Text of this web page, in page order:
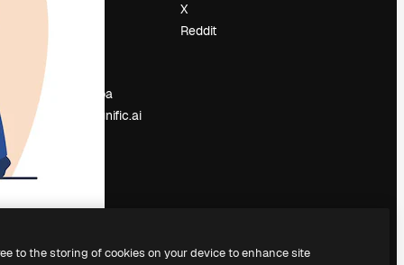
Eventi
Vendi i tuoi
contenuti
Sala stampa
Cerchi magnific.ai
X
Reddit
to the storing of cookies on your device to enhance site